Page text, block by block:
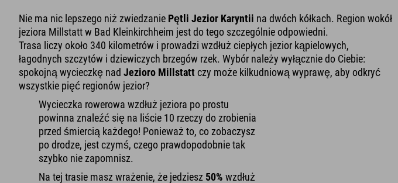
Nie ma nic lepszego niż zwiedzanie Pętli Jezior Karyntii na dwóch kółkach. Region wokół
jeziora Millstatt w Bad Kleinkirchheim jest do tego szczególnie odpowiedni.
Trasa liczy około 340 kilometrów i prowadzi wzdłuż ciepłych jezior kąpielowych,
łagodnych szczytów i dziewiczych brzegów rzek. Wybór należy wyłącznie do Ciebie:
spokojną wycieczkę nad Jezioro Millstatt czy może kilkudniową wyprawę, aby odkryć
wszystkie pięć regionów jezior?
Wycieczka rowerowa wzdłuż jeziora po prostu
powinna znaleźć się na liście 10 rzeczy do zrobienia
przed śmiercią każdego! Ponieważ to, co zobaczysz
po drodze, jest czymś, czego prawdopodobnie tak
szybko nie zapomnisz.
Na tej trasie masz wrażenie, że jedziesz 50% wzdłuż